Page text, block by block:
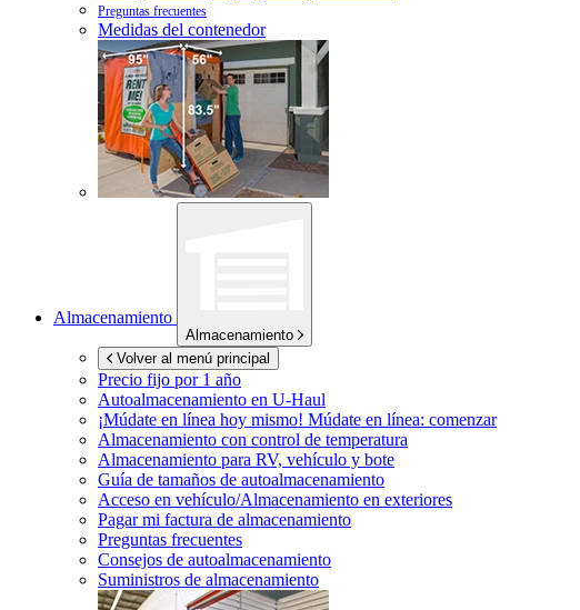
Preguntas frecuentes
Medidas del contenedor
Almacenamiento
Almacenamiento
Volver al menú principal
Precio fijo por 1 año
Autoalmacenamiento en U-Haul
¡Múdate en línea hoy mismo! Múdate en línea: comenzar
Almacenamiento con control de temperatura
Almacenamiento para RV, vehículo y bote
Guía de tamaños de autoalmacenamiento
Acceso en vehículo/Almacenamiento en exteriores
Pagar mi factura de almacenamiento
Preguntas frecuentes
Consejos de autoalmacenamiento
Suministros de almacenamiento